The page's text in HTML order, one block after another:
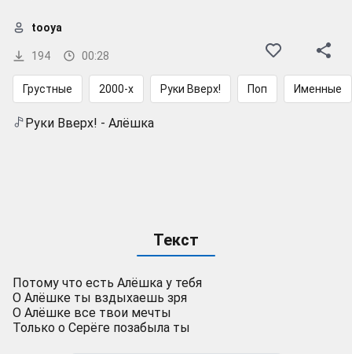
194 00:28
tooya
Грустные 2000-х Руки Вверх! Поп Именные
Руки Вверх! - Алёшка
Текст
Потому что есть Алёшка у тебя
О Алёшке ты вздыхаешь зря
О Алёшке все твои мечты
Только о Серёге позабыла ты